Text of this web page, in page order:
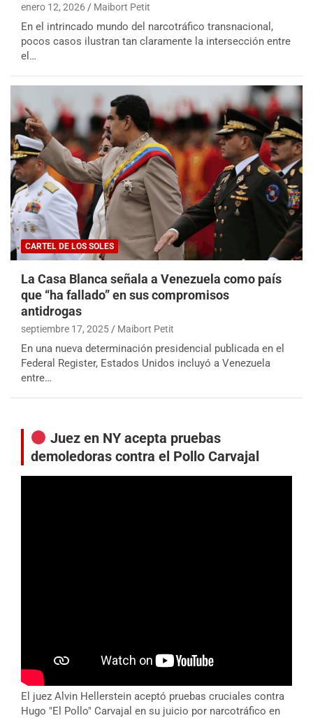
enero 12, 2026 Maibort Petit
En el intrincado mundo del narcotráfico transnacional,
pocos casos ilustran tan claramente la intersección entre
el…
CARTEL DE LOS SOLES
La Casa Blanca señala a Venezuela como país
que “ha fallado” en sus compromisos
antidrogas
septiembre 17, 2025 Maibort Petit
En una nueva determinación presidencial publicada en el
Federal Register, Estados Unidos incluyó a Venezuela
entre…
Juez en NY acepta pruebas
demoledoras contra el Pollo Carvajal
El juez Alvin Hellerstein aceptó pruebas cruciales contra
Hugo "El Pollo" Carvajal en su juicio por narcotráfico en